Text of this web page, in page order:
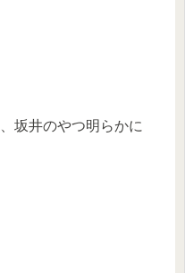
坂井のやつ明らかに